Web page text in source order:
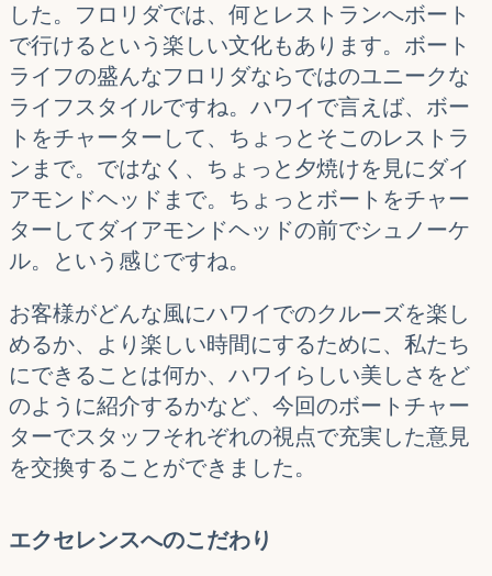
した。フロリダでは、何とレストランへボート
で行けるという楽しい文化もあります。ボート
ライフの盛んなフロリダならではのユニークな
ライフスタイルですね。ハワイで言えば、ボー
トをチャーターして、ちょっとそこのレストラ
ンまで。ではなく、ちょっと夕焼けを見にダイ
アモンドヘッドまで。ちょっとボートをチャー
ターしてダイアモンドヘッドの前でシュノーケ
ル。という感じですね。
お客様がどんな風にハワイでのクルーズを楽し
めるか、より楽しい時間にするために、私たち
にできることは何か、ハワイらしい美しさをど
のように紹介するかなど、今回のボートチャー
ターでスタッフそれぞれの視点で充実した意見
を交換することができました。
エクセレンスへのこだわり